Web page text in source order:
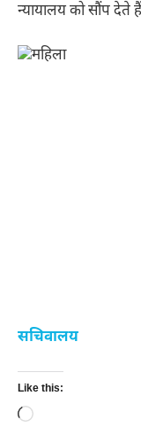
न्यायालय को सौंप देते
सचिवालय
Like this:
Loading…